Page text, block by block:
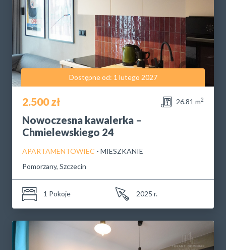
Dostępne od: 1 lutego 2027
2.500 zł 26.81 m2
Nowoczesna kawalerka –
Chmielewskiego 24
APARTAMENTOWIEC - MIESZKANIE
Pomorzany, Szczecin
1 Pokoje 2025 r.